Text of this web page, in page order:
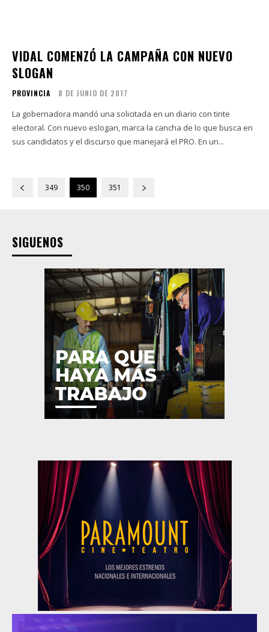
VIDAL COMENZÓ LA CAMPAÑA CON NUEVO
SLOGAN
PROVINCIA 8 DE JUNIO DE 2017
La gobernadora mandó una solicitada en un diario con tinte
electoral. Con nuevo eslogan, marca la cancha de lo que busca en
sus candidatos y el discurso que manejará el PRO. En un...
349 350 351
SIGUENOS